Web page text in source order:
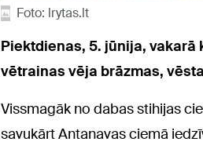
Foto: lrytas.lt
Piektdienas, 5. jūnija,
vētrainas vēja brāzmas,
Vissmagāk no dabas stihijas
savukārt Antanavas ciemā